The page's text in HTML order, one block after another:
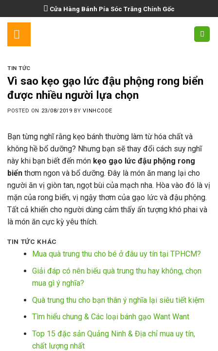
to
content
Cửa Hàng Bánh Pía Sóc Trăng Chính Gốc
TIN TỨC
Vì sao kẹo gạo lức đậu phộng rong biển
được nhiều người lựa chọn
POSTED ON 23/08/2019 BYVINHCODE
Bạn từng nghĩ rằng kẹo bánh thường làm từ hóa chất và
không hề bổ dưỡng? Nhưng bạn sẽ thay đổi cách suy nghĩ
này khi bạn biết đến món kẹo gạo lức đậu phộng rong
biển thơm ngon và bổ dưỡng. Đây là món ăn mang lại cho
người ăn vị giòn tan, ngọt bùi của mạch nha. Hòa vào đó là vị
mặn của rong biển, vị ngậy thơm của gạo lức và đậu phộng.
Tất cả khiến cho người dùng cảm thấy ấn tượng khó phai và
là món ăn cực kỳ yêu thích.
TIN TỨC KHÁC
Mua quà trung thu cho bé ở đâu uy tín tại TPHCM?
Giải đáp có nên biếu quà trung thu hay không, chọn
mua gì ý nghĩa?
Quà trung thu cho bạn thân ý nghĩa lại siêu tiết kiệm
Tìm hiểu chung & Các loại bánh gạo Want Want
Top 15 đặc sản Quảng Ninh & Địa chỉ mua uy tín,
chất lượng nhất